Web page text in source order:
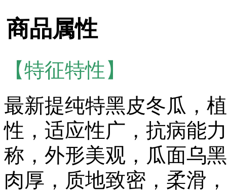
商品属性
【特征特性】
最新提纯特黑皮冬瓜，
性，适应性广，抗病能
称，外形美观，瓜面乌
肉厚，质地致密，柔滑